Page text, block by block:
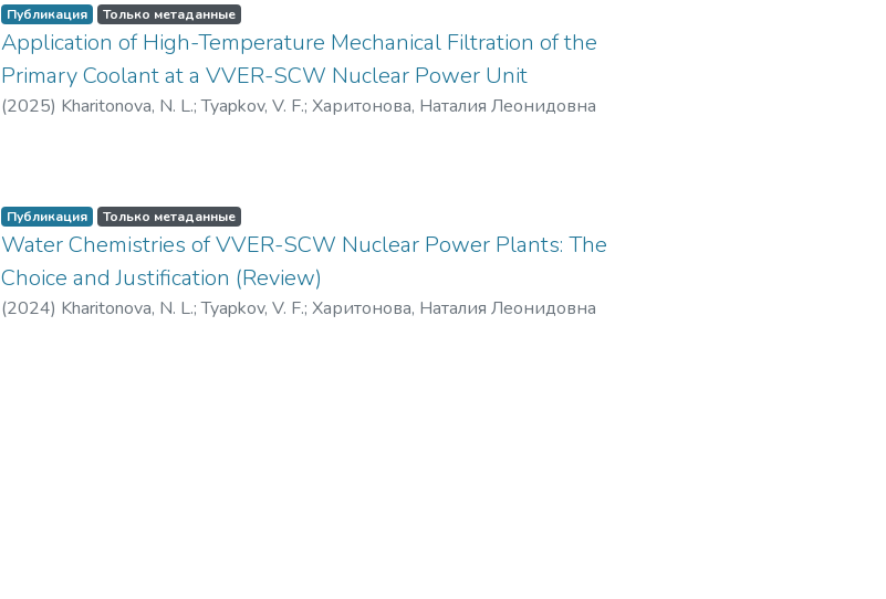
Публикация Только метаданные
Application of High-Temperature Mechanical Filtration of the
Primary Coolant at a VVER-SCW Nuclear Power Unit
(2025) Kharitonova, N. L.;Tyapkov, V. F.;Харитонова, Наталия Леонидовна
Публикация Только метаданные
Water Chemistries of VVER-SCW Nuclear Power Plants: The
Choice and Justification (Review)
(2024) Kharitonova, N. L.;Tyapkov, V. F.;Харитонова, Наталия Леонидовна